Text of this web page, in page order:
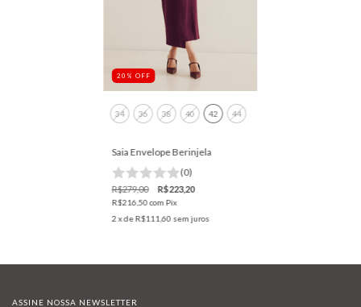
20 % OFF
34 36 38 40 42 44
Saia Envelope Berinjela
(0)
R$279,00 R$223,20
R$216,50com Pix
2 x deR$111,60 sem juros
ASSINE NOSSA NEWSLETTER